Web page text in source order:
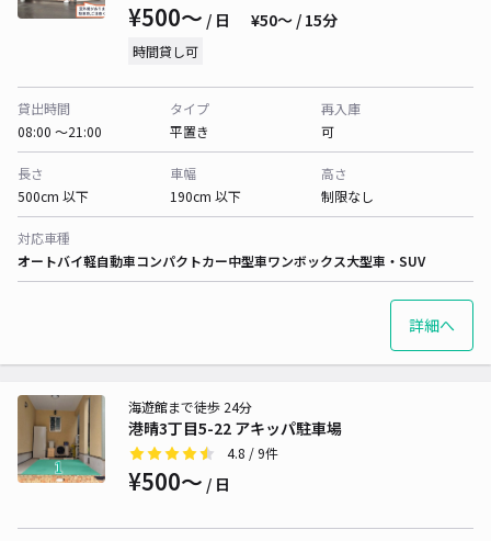
¥500〜 / 日 ¥50〜 / 15分
時間貸し可
貸出時間
08:00 〜21:00
タイプ
平置き
再入庫
可
長さ
500cm 以下
車幅
190cm 以下
高さ
制限なし
対応車種
オートバイ軽自動車コンパクトカー中型車ワンボックス大型車・SUV
詳細へ
港晴3丁目5-22 アキッパ駐車場
海遊館まで徒歩 24分
4.8 / 9件
¥500〜 / 日